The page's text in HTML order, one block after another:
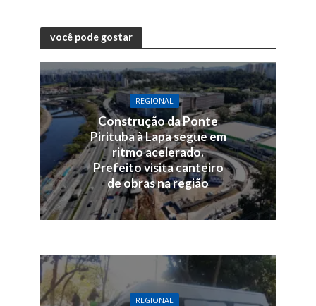
você pode gostar
REGIONAL
Construção da Ponte
Pirituba à Lapa segue em
ritmo acelerado.
Prefeito visita canteiro
de obras na região
REGIONAL